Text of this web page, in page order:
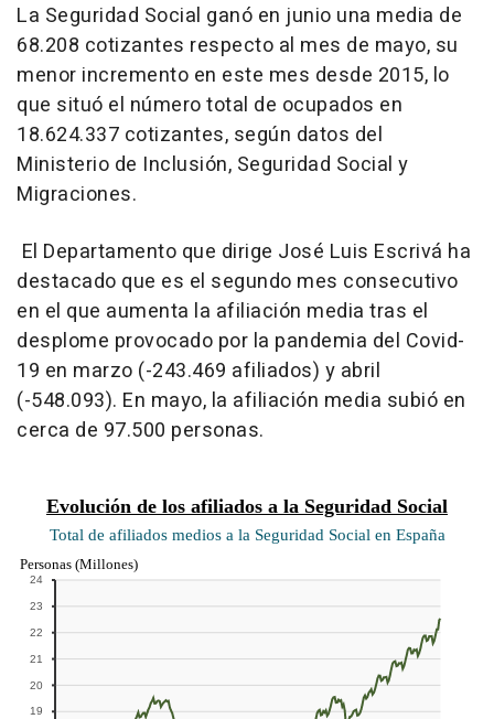
La Seguridad Social ganó en junio una media de
68.208 cotizantes respecto al mes de mayo, su
menor incremento en este mes desde 2015, lo
que situó el número total de ocupados en
18.624.337 cotizantes, según datos del
Ministerio de Inclusión, Seguridad Social y
Migraciones.
El Departamento que dirige José Luis Escrivá ha
destacado que es el segundo mes consecutivo
en el que aumenta la afiliación media tras el
desplome provocado por la pandemia del Covid-
19 en marzo (-243.469 afiliados) y abril
(-548.093). En mayo, la afiliación media subió en
cerca de 97.500 personas.